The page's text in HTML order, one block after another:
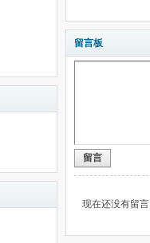
留言板
留言
现在还没有留言